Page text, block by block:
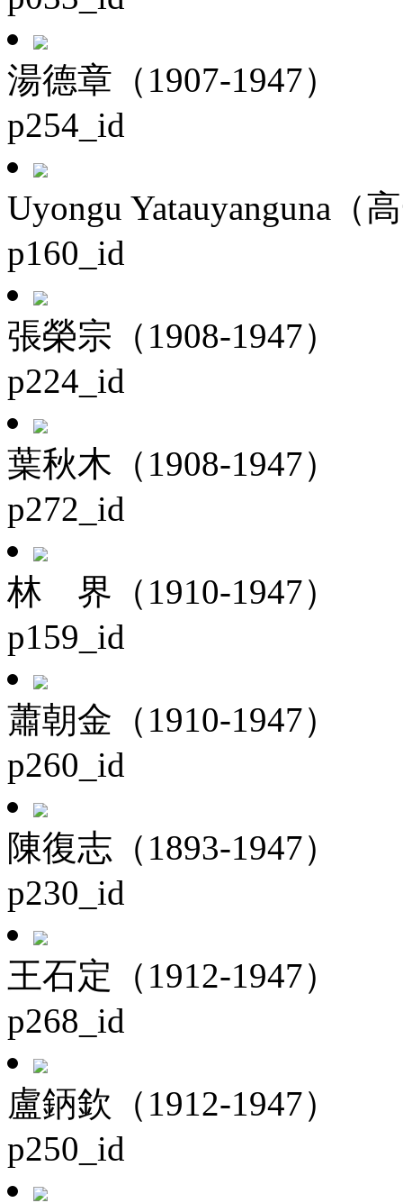
湯德章（1907-1947）
p254_id
Uyongu Yatauyanguna（
p160_id
張榮宗（1908-1947）
p224_id
葉秋木（1908-1947）
p272_id
林 界（1910-1947）
p159_id
蕭朝金（1910-1947）
p260_id
陳復志（1893-1947）
p230_id
王石定（1912-1947）
p268_id
盧鈵欽（1912-1947）
p250_id